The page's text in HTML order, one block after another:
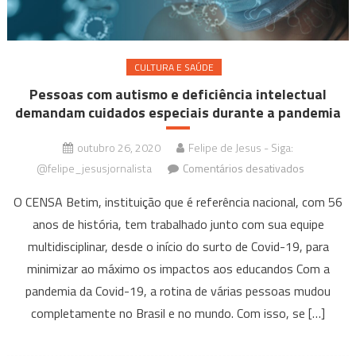
CULTURA E SAÚDE
Pessoas com autismo e deficiência intelectual
demandam cuidados especiais durante a pandemia
outubro 26, 2020
Felipe de Jesus - Siga:
@felipe_jesusjornalista
Comentários desativadosem
com
autismo
e
deficiência
intelectual
O CENSA Betim, instituição que é referência nacional, com 56
anos de história, tem trabalhado junto com sua equipe
multidisciplinar, desde o início do surto de Covid-19, para
minimizar ao máximo os impactos aos educandos Com a
pandemia da Covid-19, a rotina de várias pessoas mudou
completamente no Brasil e no mundo. Com isso, se […]